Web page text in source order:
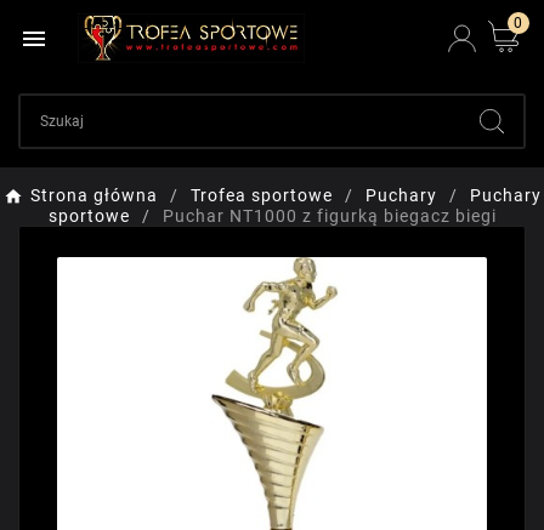

0
Strona główna Trofea sportowe Puchary
Puchary
sportowe
Puchar NT1000 z figurką biegacz biegi